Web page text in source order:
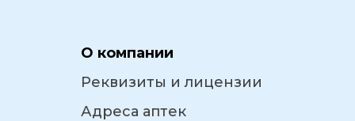
О компании
Реквизиты и лицензии
Адреса аптек